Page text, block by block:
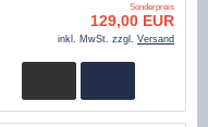
Sonderpreis
129,00 EUR
inkl. MwSt. zzgl. Versand